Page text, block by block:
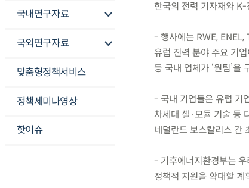
국내연구자료
국외연구자료
맞춤형정책서비스
정책세미나영상
핫이슈
한국의 전력 기자재와
- 행사에는 RWE,
유럽 전력 분야 주요 기
등 국내 업체가 ‘원팀’을
- 국내 기업들은 유럽 기
차세대 셀·모듈 기술 등
네덜란드 보스칼리스 간
- 기후에너지환경부는
정책적 지원을 확대할 계